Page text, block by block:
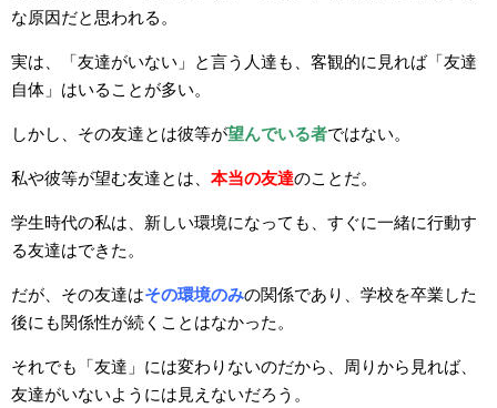
な原因だと思われる。
実は、「友達がいない」と言う人達も、客観的に見れば「友達
自体」はいることが多い。
しかし、その友達とは彼等が望んでいる者ではない。
私や彼等が望む友達とは、 本当の友達のことだ。
学生時代の私は、新しい環境になっても、すぐに一緒に行動す
る友達はできた。
だが、その友達はその環境のみの関係であり、学校を卒業した
後にも関係性が続くことはなかった。
それでも「友達」には変わりないのだから、周りから見れば、
友達がいないようには見えないだろう。